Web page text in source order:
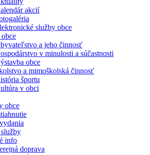
akcií
služby obce
a jeho činnosť
v minulosti a súčastnosti
obce
a mimoškolská činnosť
športu
v obci
obce
info
doprava